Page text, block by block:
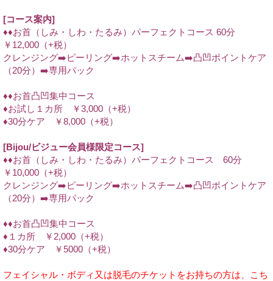
[コース案内]
♦︎♦︎お首（しみ・しわ・たるみ）パーフェクトコース 60分
￥12,000（+税）
クレンジング➡️ピーリング➡️ホットスチーム➡️凸凹ポイントケア
（20分）➡️専用パック
♦︎♦︎お首凸凹集中コース
♦︎お試し１カ所 ￥3,000（+税）
♦︎30分ケア ￥8,000（+税）
[Bijou/ビジュー会員様限定コース]
♦︎♦︎お首（しみ・しわ・たるみ）パーフェクトコース 60分
￥10,000（+税）
クレンジング➡️ピーリング➡️ホットスチーム➡️凸凹ポイントケア
（20分）➡️専用パック
♦︎♦︎お首凸凹集中コース
♦︎１カ所 ￥2,000（+税）
♦︎30分ケア ￥5000（+税）
フェイシャル・ボディ又は脱毛のチケットをお持ちの方は、こち